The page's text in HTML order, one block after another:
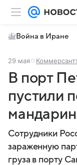
Война в Иране
29 мая
В порт
пустили
Сотрудники
зараженную
груза в порту